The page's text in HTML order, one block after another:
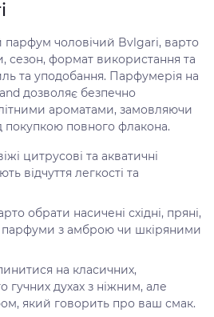
чоловічий Bvlgari, варто
сезон, формат використання та
та уподобання. Парфумерія на
дозволяє безпечно
ароматами, замовляючи
повного флакона.
цитрусові та акватичні
відчуття легкості та
обрати насичені східні, пряні,
парфуми з амброю чи шкіряними
на класичних,
гучних духах з ніжним, але
який говорить про ваш смак.